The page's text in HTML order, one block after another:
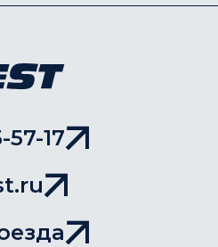
57-17